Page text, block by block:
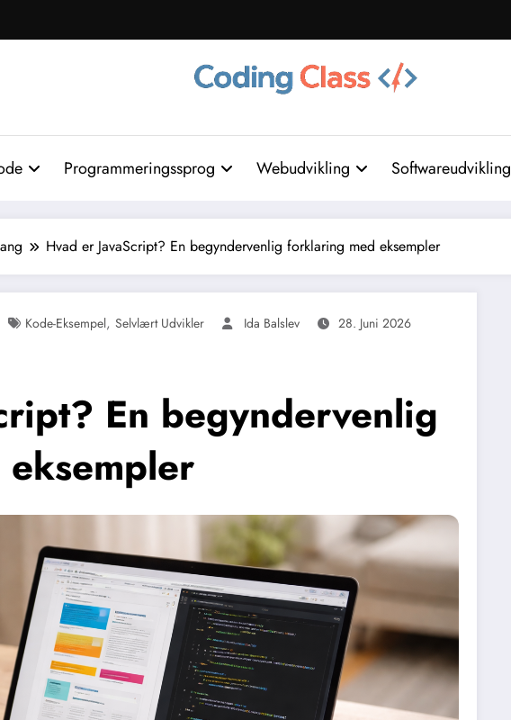
Programmeringssprog Webudvikling Softwareudvikling
Hvad er JavaScript? En begyndervenlig forklaring med eksempler
Kode-Eksempel, Selvlært Udvikler Ida Balslev
28. Juni 2026
En begyndervenlig